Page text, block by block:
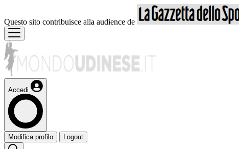
Questo sito contribuisce alla audience de
Accedi
Modifica profilo Logout